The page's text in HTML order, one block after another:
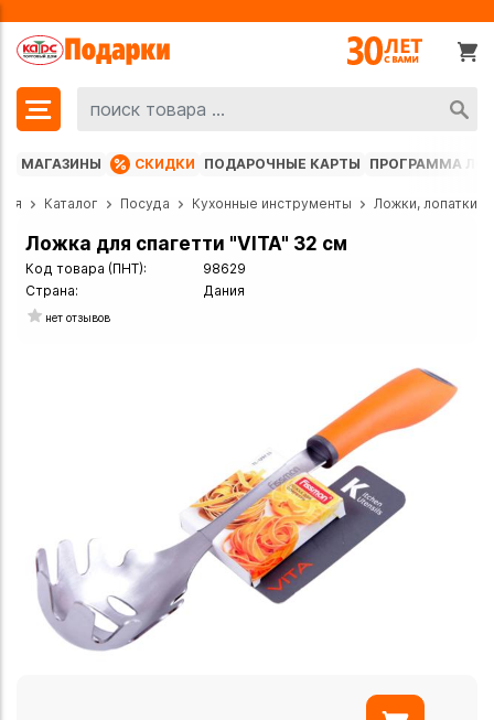
МАГАЗИНЫ СКИДКИ ПОДАРОЧНЫЕ КАРТЫ ПРОГРАММА
Каталог Посуда Кухонные инструменты Ложки, лопатки
Ложка для спагетти "VITA" 32 см
Код товара (ПНТ):
98629
Страна:
Дания
нет отзывов